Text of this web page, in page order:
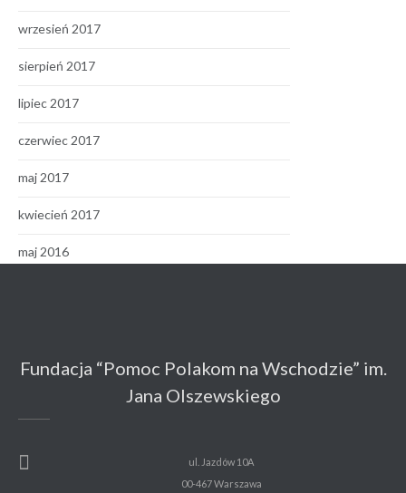
wrzesień 2017
sierpień 2017
lipiec 2017
czerwiec 2017
maj 2017
kwiecień 2017
maj 2016
Fundacja “Pomoc Polakom na Wschodzie” im.
Jana Olszewskiego
ul. Jazdów 10A
00-467 Warszawa